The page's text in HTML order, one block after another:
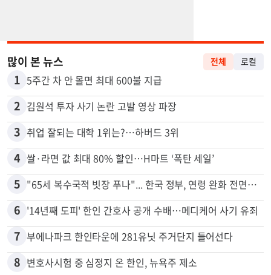
많이 본 뉴스
1 5주간 차 안 몰면 최대 600불 지급
2 김원석 투자 사기 논란 고발 영상 파장
3 취업 잘되는 대학 1위는?…하버드 3위
4 쌀·라면 값 최대 80% 할인…H마트 ‘폭탄 세일’
5 "65세 복수국적 빗장 푸나"... 한국 정부, 연령 완화 전면 추진
6 '14년째 도피' 한인 간호사 공개 수배…메디케어 사기 유죄
7 부에나파크 한인타운에 281유닛 주거단지 들어선다